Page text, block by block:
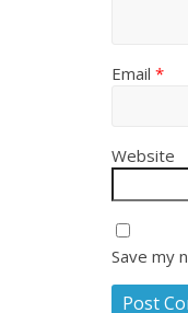
Email *
Website
Save my